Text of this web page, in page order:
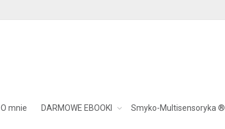
O mnie DARMOWE EBOOKI Smyko-Multisensoryka ®